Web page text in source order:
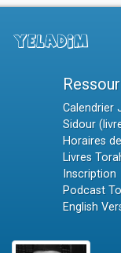
Calendrier
Sidour
Horaires
Livres
Inscription
Podcast
English